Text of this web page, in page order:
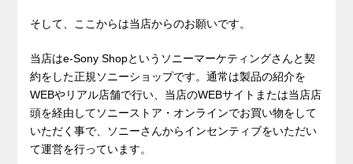
そして、ここからは当店からのお願いです。
当店はe-Sony Shopというソニーマーケティングさんと契
約をした正規ソニーショップです。通常は製品の紹介を
WEBやリアル店舗で行い、当店のWEBサイトまたは当店店
頭を経由してソニーストア・オンラインでお買い物をして
いただく事で、ソニーさんからインセンティブをいただい
て運営を行っています。